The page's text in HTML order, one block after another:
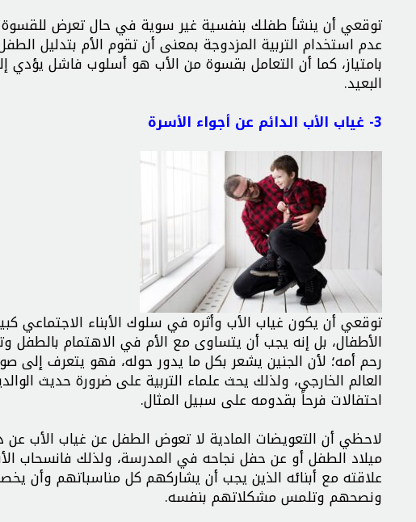
توقعي أن ينشأ طفلك بنفسية غير سوية في حال تعرض للقسوة
عدم استخدام التربية المزدوجة بمعنى أن تقوم الأم بتدليل
بامتياز، كما أن التعامل بقسوة من الأب هو أسلوب فاشل
البعيد.
3- غياب الأب الدائم عن أجواء الأسرة
توقعي أن يكون غياب الأب وأثره في سلوك الأبناء الاجتماعي
الأطفال، بل إنه يجب أن يتساوى مع الأم في الاهتمام بالطفل
رحم أمه؛ لأن الجنين يشعر بكل ما يدور حوله، فهو يتعرف إلى
العالم الخارجي، ولذلك يحث علماء التربية على ضرورة حديث
احتفالات فرحاً بقدومه على سبيل المثال.
لاحظي أن التعويضات المادية لا تعوض الطفل عن غياب الأب
ميلاد الطفل أو عن حفل نجاحه في المدرسة، ولذلك فانسحاب
علاقته مع أبنائه الذين يجب أن يشاركهم كل مناسباتهم
ونصحهم وتلمس مشكلاتهم بنفسه.